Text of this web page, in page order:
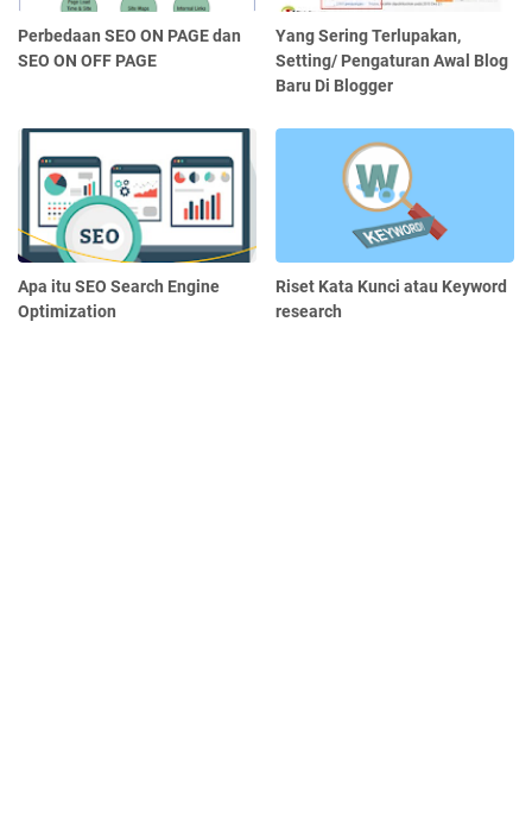
Perbedaan SEO ON PAGE dan
SEO ON OFF PAGE
Yang Sering Terlupakan,
Setting/ Pengaturan Awal Blog
Baru Di Blogger
Apa itu SEO Search Engine
Optimization
Riset Kata Kunci atau Keyword
research